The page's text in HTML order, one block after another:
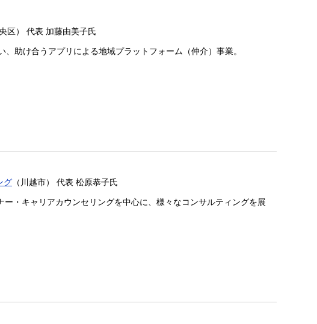
区） 代表 加藤由美子氏
、助け合うアプリによる地域プラットフォーム（仲介）事業。
グ （川越市） 代表 松原恭子氏
・キャリアカウンセリングを中心に、様々なコンサルティングを展